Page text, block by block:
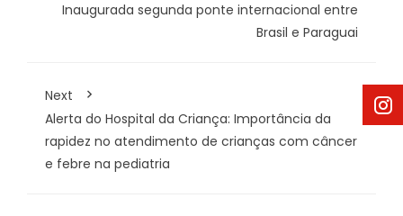
Inaugurada segunda ponte internacional entre
Brasil e Paraguai
Next
Alerta do Hospital da Criança: Importância da
rapidez no atendimento de crianças com câncer
e febre na pediatria